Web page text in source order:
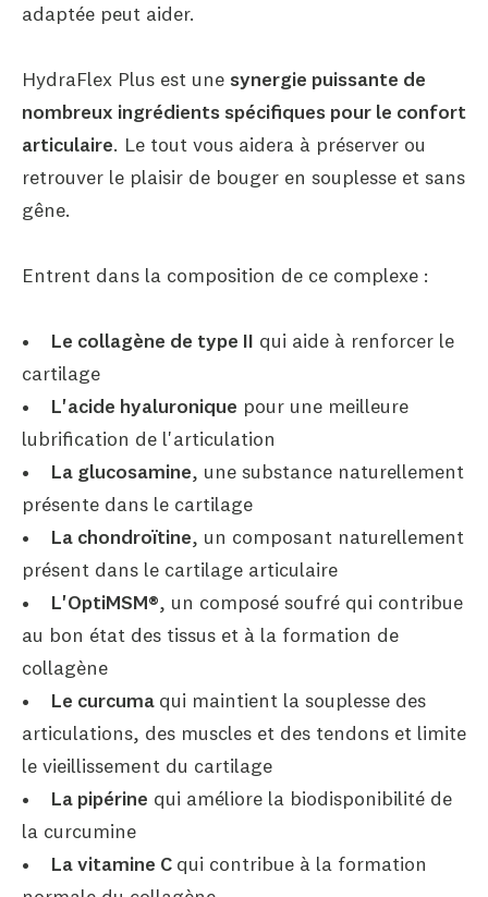
adaptée peut aider.
HydraFlex Plus est une synergie puissante de
nombreux ingrédients spécifiques pour le confort
articulaire. Le tout vous aidera à préserver ou
retrouver le plaisir de bouger en souplesse et sans
gêne.
Entrent dans la composition de ce complexe :
• Le collagène de type II qui aide à renforcer le
cartilage
• L'acide hyaluronique pour une meilleure
lubrification de l'articulation
• La glucosamine, une substance naturellement
présente dans le cartilage
• La chondroïtine, un composant naturellement
présent dans le cartilage articulaire
• L'OptiMSM®, un composé soufré qui contribue
au bon état des tissus et à la formation de
collagène
• Le curcuma qui maintient la souplesse des
articulations, des muscles et des tendons et limite
le vieillissement du cartilage
• La pipérine qui améliore la biodisponibilité de
la curcumine
• La vitamine C qui contribue à la formation